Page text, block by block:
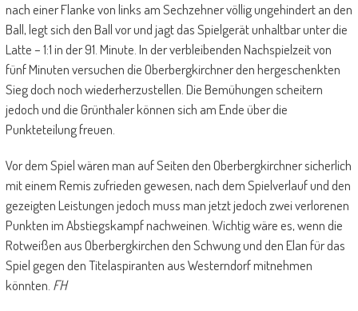
nach einer Flanke von links am Sechzehner völlig ungehindert an den
Ball, legt sich den Ball vor und jagt das Spielgerät unhaltbar unter die
Latte – 1:1 in der 91. Minute. In der verbleibenden Nachspielzeit von
fünf Minuten versuchen die Oberbergkirchner den hergeschenkten
Sieg doch noch wiederherzustellen. Die Bemühungen scheitern
jedoch und die Grünthaler können sich am Ende über die
Punkteteilung freuen.
Vor dem Spiel wären man auf Seiten den Oberbergkirchner sicherlich
mit einem Remis zufrieden gewesen, nach dem Spielverlauf und den
gezeigten Leistungen jedoch muss man jetzt jedoch zwei verlorenen
Punkten im Abstiegskampf nachweinen. Wichtig wäre es, wenn die
Rotweißen aus Oberbergkirchen den Schwung und den Elan für das
Spiel gegen den Titelaspiranten aus Westerndorf mitnehmen
könnten. FH